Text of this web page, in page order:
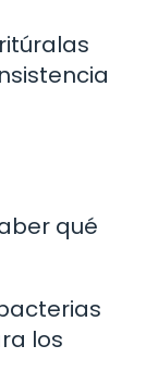
qué
los